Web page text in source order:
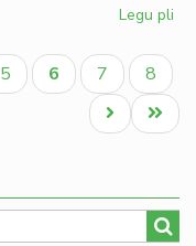
Legu pli
la
Paĝo
5
Aktuala
paĝo
6 Paĝo
7 Paĝo
8
Last
page
Next
page